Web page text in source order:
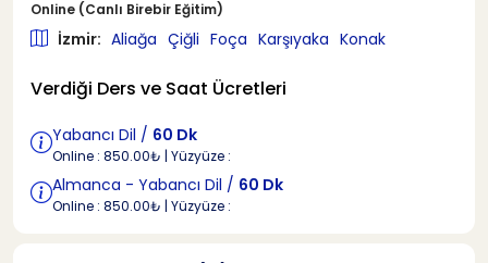
Online (Canlı Birebir Eğitim)
İzmir: Aliağa Çiğli Foça Karşıyaka Konak
Verdiği Ders ve Saat Ücretleri
Yabancı Dil / 60 Dk
Online : 850.00₺ | Yüzyüze :
Almanca - Yabancı Dil / 60 Dk
Online : 850.00₺ | Yüzyüze :